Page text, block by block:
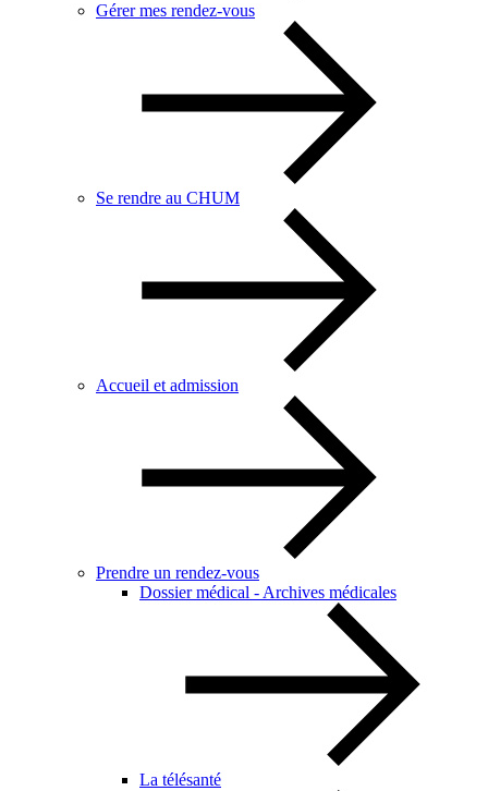
Gérer mes rendez-vous
Se rendre au CHUM
Accueil et admission
Prendre un rendez-vous
Dossier médical - Archives médicales
La télésanté